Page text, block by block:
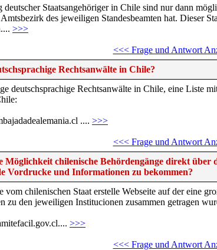
deutscher Staatsangehöriger in Chile sind nur dann
des jeweiligen Standesbeamten hat. Dieser
>>>
<<< Frage und Antwort
Rechtsanwälte in Chile?
deutschsprachige Rechtsanwälte in Chile, eine Liste
.... >>>
<<< Frage und Antwort
Möglichkeit chilenische Behördengänge direkt
Vordrucke und Informationen zu bekommen?
vom chilenischen Staat erstelle Webseite auf der eine
zu den jeweiligen Institucionen zusammen getragen
>>>
<<< Frage und Antwort